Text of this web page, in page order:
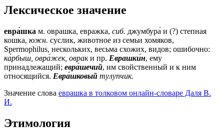
Лексическое значение
евра́шка м. оврашка, евражка, сиб. джумбура́ и (?) степная
кошка, южн. суслик, животное из семьи хомяков,
Spermophilus, нескольких, весьма схожих, видов; ошибочно:
ка́рбыш, овра́жек, овраки пр. Еврашки́н, ему
принадлежащий; евра́шечий, им свойственный и к ним
относящийся. Евра́шковый тулупчик.
Значение слова еврашка в толковом онлайн-словаре Даля В.
И.
Этимология